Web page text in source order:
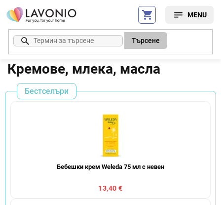
Преминаване
към
съдържанието
Търсене
Кремове, млека, масла
Бестселъри
Бебешки крем Weleda 75 мл с невен
13,40 €